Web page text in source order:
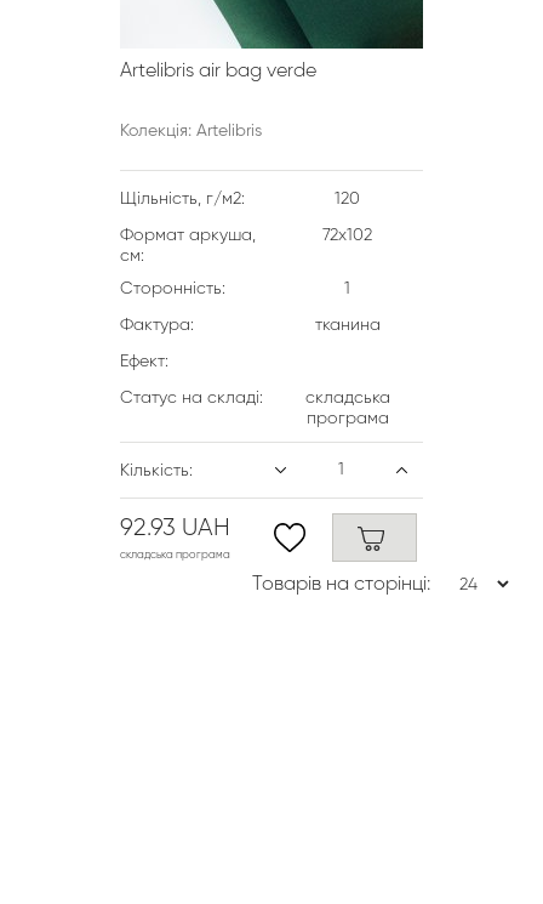
Artelibris air bag verde
Колекція: Artelibris
Щільність, г/м2: 120
Формат аркуша,
см:
72х102
Сторонність: 1
Фактура: тканина
Ефект:
Статус на складі:
складська
програма
Кількість:
92.93 UAH
складська програма
Товарів на сторінці: